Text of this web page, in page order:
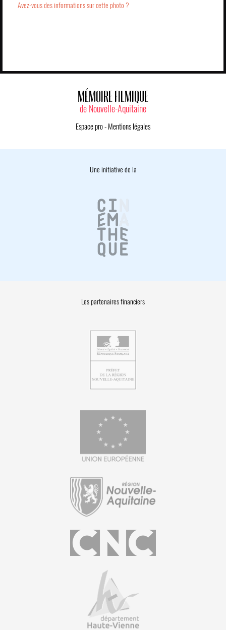
Avez-vous des informations sur cette photo ?
MÉMOIRE FILMIQUE
de Nouvelle-Aquitaine
Espace pro- Mentions légales
Une initiative de la
Les partenaires financiers